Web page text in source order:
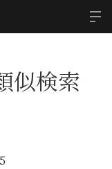
似検索
5